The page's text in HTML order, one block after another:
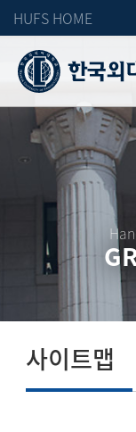
HUFS HOME
사이트맵